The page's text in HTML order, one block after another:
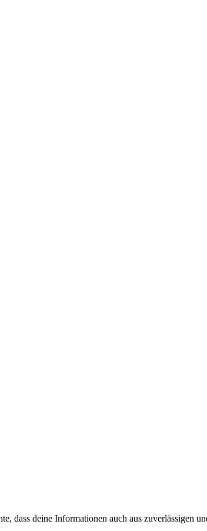
dass deine Informationen auch aus zuverlässigen